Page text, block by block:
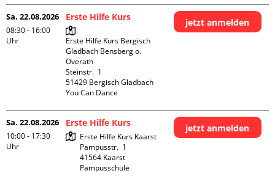
Sa. 22.08.2026
08:30 - 16:00
Uhr
Erste Hilfe Kurs
Erste Hilfe Kurs Bergisch
Gladbach Bensberg o.
Overath
Steinstr.  1
51429 Bergisch Gladbach
You Can Dance
jetzt anmelden
Sa. 22.08.2026
10:00 - 17:30
Uhr
Erste Hilfe Kurs
Erste Hilfe Kurs Kaarst
Pampusstr.  1
41564 Kaarst
Pampusschule
jetzt anmelden